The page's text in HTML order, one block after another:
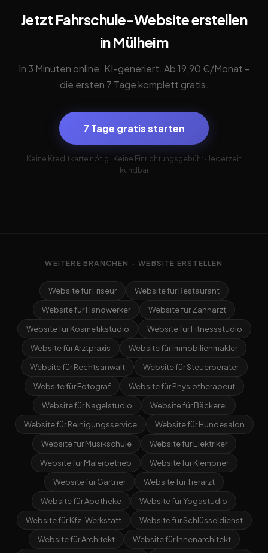
Jetzt Fahrschule-Website erstellen
in Mülheim
In 3 Minuten online. KI-generiert. Ab 19,90 €/Monat –
die ersten 7 Tage komplett gratis.
7 Tage gratis starten
Keine Kreditkarte nötig · Keine Einrichtungsgebühr · Jederzeit
kündbar
WEITERE BRANCHEN – WEBSITE ERSTELLEN
Website für Friseur
Website für Restaurant
Website für Handwerker
Website für Zahnarzt
Website für Kosmetikstudio
Website für Fitnessstudio
Website für Arztpraxis
Website für Immobilienmakler
Website für Rechtsanwalt
Website für Steuerberater
Website für Fotograf
Website für Physiotherapeut
Website für Nagelstudio
Website für Bäckerei
Website für Reinigungsservice
Website für Hundesalon
Website für Musikschule
Website für Elektriker
Website für Malerbetrieb
Website für Klempner
Website für Gärtner
Website für Tierarzt
Website für Apotheke
Website für Yogastudio
Website für Kfz-Werkstatt
Website für Schlüsseldienst
Website für Architekt
Website für Innenarchitekt